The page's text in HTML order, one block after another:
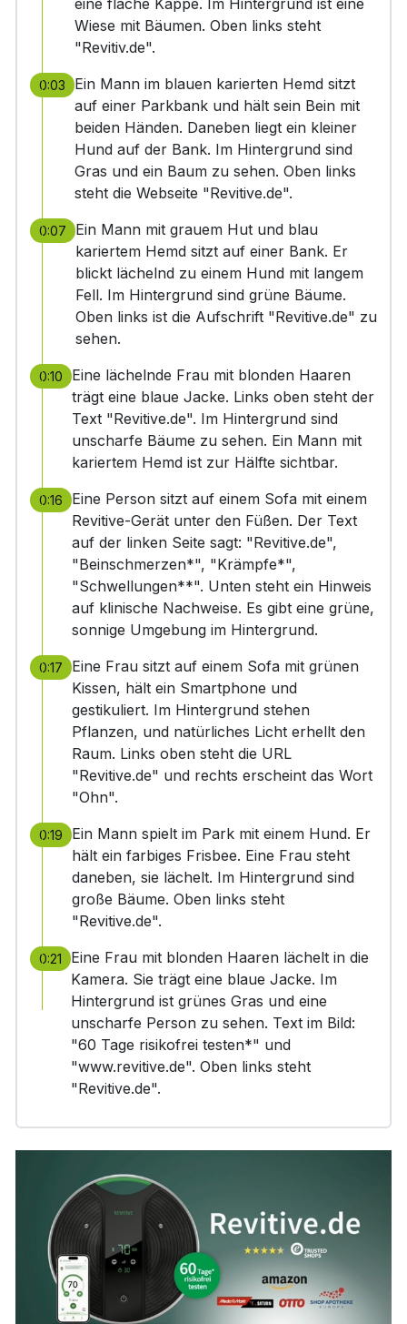
eine flache Kappe. Im Hintergrund ist eine
Wiese mit Bäumen. Oben links steht
"Revitiv.de".
0:03
Ein Mann im blauen karierten Hemd sitzt
auf einer Parkbank und hält sein Bein mit
beiden Händen. Daneben liegt ein kleiner
Hund auf der Bank. Im Hintergrund sind
Gras und ein Baum zu sehen. Oben links
steht die Webseite "Revitive.de".
0:07
Ein Mann mit grauem Hut und blau
kariertem Hemd sitzt auf einer Bank. Er
blickt lächelnd zu einem Hund mit langem
Fell. Im Hintergrund sind grüne Bäume.
Oben links ist die Aufschrift "Revitive.de" zu
sehen.
0:10
Eine lächelnde Frau mit blonden Haaren
trägt eine blaue Jacke. Links oben steht der
Text "Revitive.de". Im Hintergrund sind
unscharfe Bäume zu sehen. Ein Mann mit
kariertem Hemd ist zur Hälfte sichtbar.
0:16
Eine Person sitzt auf einem Sofa mit einem
Revitive-Gerät unter den Füßen. Der Text
auf der linken Seite sagt: "Revitive.de",
"Beinschmerzen*", "Krämpfe*",
"Schwellungen**". Unten steht ein Hinweis
auf klinische Nachweise. Es gibt eine grüne,
sonnige Umgebung im Hintergrund.
0:17
Eine Frau sitzt auf einem Sofa mit grünen
Kissen, hält ein Smartphone und
gestikuliert. Im Hintergrund stehen
Pflanzen, und natürliches Licht erhellt den
Raum. Links oben steht die URL
"Revitive.de" und rechts erscheint das Wort
"Ohn".
0:19
Ein Mann spielt im Park mit einem Hund. Er
hält ein farbiges Frisbee. Eine Frau steht
daneben, sie lächelt. Im Hintergrund sind
große Bäume. Oben links steht
"Revitive.de".
0:21
Eine Frau mit blonden Haaren lächelt in die
Kamera. Sie trägt eine blaue Jacke. Im
Hintergrund ist grünes Gras und eine
unscharfe Person zu sehen. Text im Bild:
"60 Tage risikofrei testen*" und
"www.revitive.de". Oben links steht
"Revitive.de".